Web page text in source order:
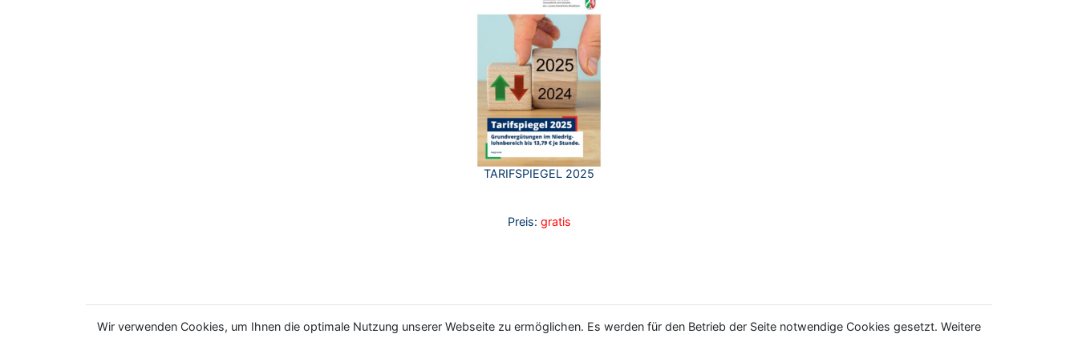
TARIFSPIEGEL 2025
Preis: gratis
Wir verwenden Cookies, um Ihnen die optimale Nutzung unserer Webseite zu ermöglichen. Es werden für den Betrieb der Seite notwendige Cookies gesetzt. Weitere